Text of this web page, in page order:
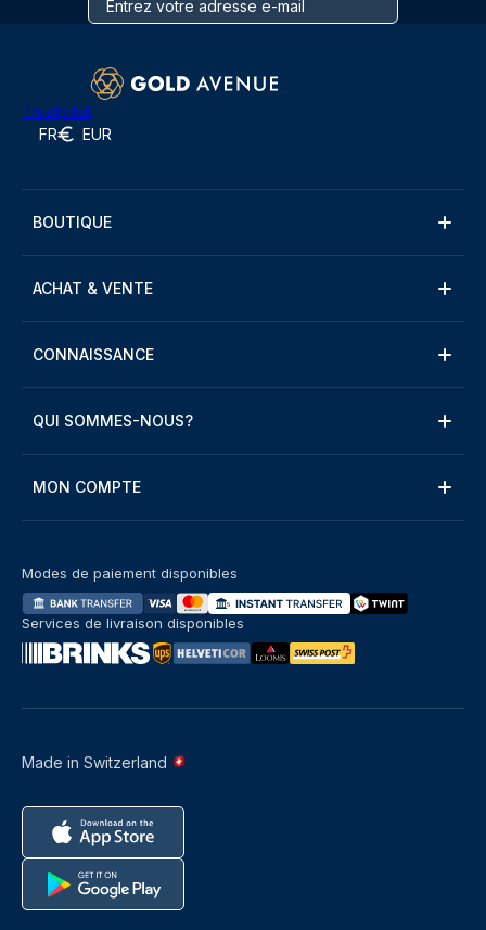
Trustpilot
FR EUR
BOUTIQUE
ACHAT & VENTE
CONNAISSANCE
QUI SOMMES-NOUS?
MON COMPTE
Made in Switzerland
Modes de paiement disponibles
Services de livraison disponibles